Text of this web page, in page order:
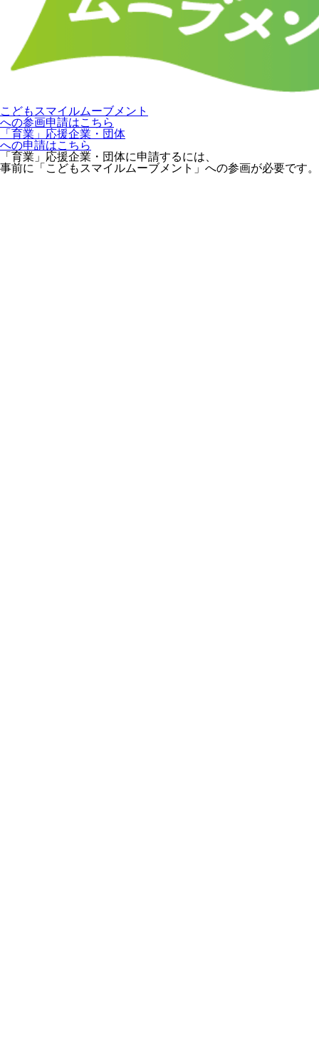
こどもスマイルムーブメント
への参画申請はこちら
「育業」応援企業・団体
への申請はこちら
「育業」応援企業・団体に申請するには、
事前に「こどもスマイルムーブメント」への参画が必要です。